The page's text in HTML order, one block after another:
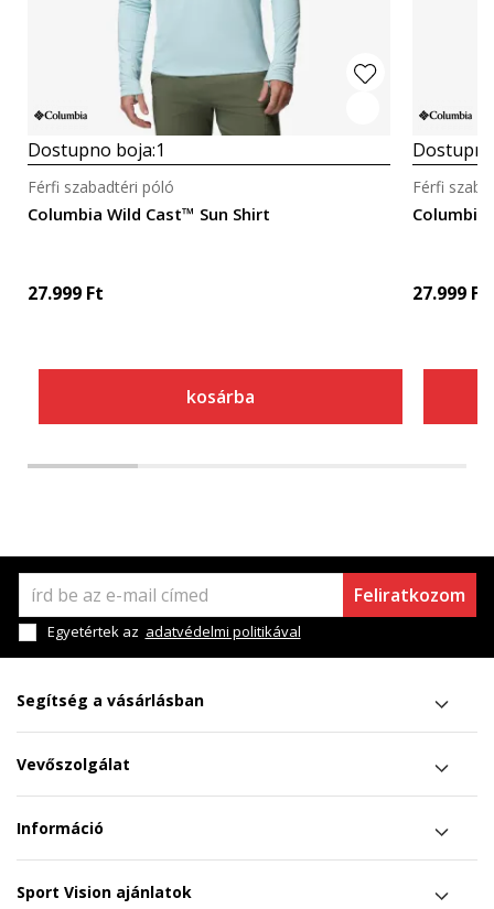
Dostupno boja:1
Columbia Wild Cast™ Sun Shirt
Férfi szabadtéri póló
27.999 Ft
kosárba
Columbia
Férfi
27.999 Ft
Feliratkozom
Egyetértek az adatvédelmi politikával
Segítség a vásárlásban
Vevőszolgálat
Információ
Sport Vision ajánlatok